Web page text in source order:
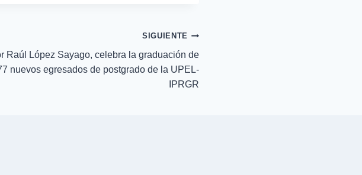
SIGUIENTE
Raúl López Sayago, celebra la graduación de
nuevos egresados de postgrado de la UPEL-
IPRGR